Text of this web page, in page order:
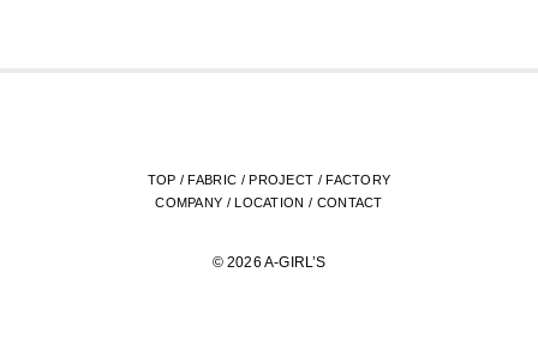
TOP /FABRIC /PROJECT /FACTORY
COMPANY /LOCATION / CONTACT
© 2026 A-GIRL’S